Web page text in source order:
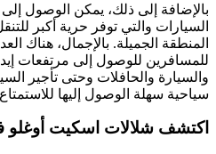
بالإضافة إلى ذلك، يمكن الوصول
السيارات والتي توفر حرية أكبر
المنطقة الجميلة. بالإجمال، هناك
للمسافرين للوصول إلى مرتفعات
والسيارة والحافلات وحتى تأجير
سياحية سهلة الوصول إليها
اكتشف شلالات اسكيت أوغلو